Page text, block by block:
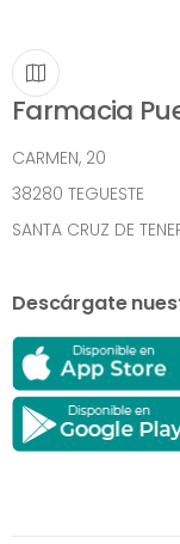
Farmacia
CARMEN, 20
38280 TEGUESTE
SANTA CRUZ DE
Descárgate